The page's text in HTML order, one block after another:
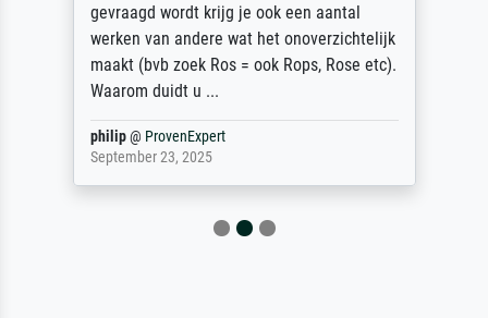
gevraagd wordt krijg je ook een aantal
werken van andere wat het onoverzichtelijk
maakt (bvb zoek Ros = ook Rops, Rose etc).
Waarom duidt u ...
philip@ ProvenExpert
September 23, 2025